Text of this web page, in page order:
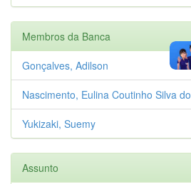
Membros da Banca
Gonçalves, Adilson
Nascimento, Eulina Coutinho Silva do
Yukizaki, Suemy
Assunto